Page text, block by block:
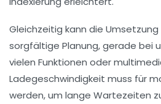
Gleichzeitig kann die
sorgfältige Planung, gerade bei
vielen Funktionen oder
Ladegeschwindigkeit muss für
werden, um lange Wartezeiten